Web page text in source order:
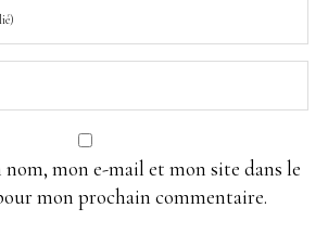
mon e-mail et mon site dans le
mon prochain commentaire.